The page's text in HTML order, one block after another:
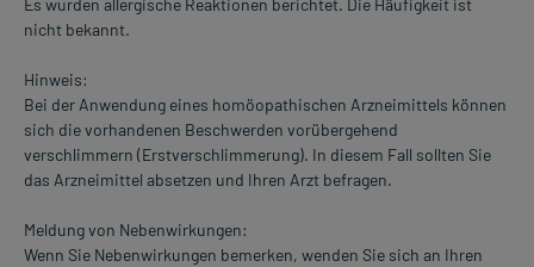
Es wurden allergische Reaktionen berichtet. Die Häufigkeit ist
nicht bekannt.
Hinweis:
Bei der Anwendung eines homöopathischen Arzneimittels können
sich die vorhandenen Beschwerden vorübergehend
verschlimmern (Erstverschlimmerung). In diesem Fall sollten Sie
das Arzneimittel absetzen und Ihren Arzt befragen.
Meldung von Nebenwirkungen:
Wenn Sie Nebenwirkungen bemerken, wenden Sie sich an Ihren